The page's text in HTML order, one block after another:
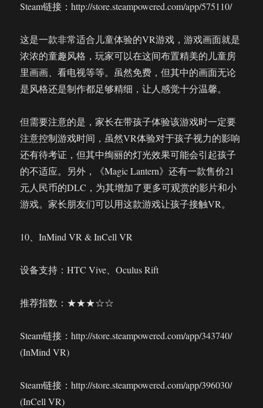
Steam链接：http://store.steampowered.com/app/575110/
这是一款非常适合儿童体验的VR游戏，游戏画面就是
浓浓的童趣风格，玩家可以在这间布置精美的儿童房
里画画、看电视等等。虽然免费，但其中的画面无论
是风格还是制作都足够精细，让人感觉十分温馨。
但需要注意的是，家长在带孩子体验该游戏时一定要
注意控制游戏时间，虽然VR体验对于孩子视力的影响
还有待考证，但其中绚丽的灯光效果可能会引起孩子
的不适应。另外，《Magic Lantern》还有一款售价21
元人民币的DLC，为其增加了更多可观赏的影片和小
游戏。家长朋友们可以用这款游戏让孩子接触VR。
10、InMind VR & InCell VR
设备支持：HTC Vive、Oculus Rift
推荐指数：★★★☆☆
Steam链接：http://store.steampowered.com/app/343740/
(InMind VR)
Steam链接：http://store.steampowered.com/app/396030/
(InCell VR)